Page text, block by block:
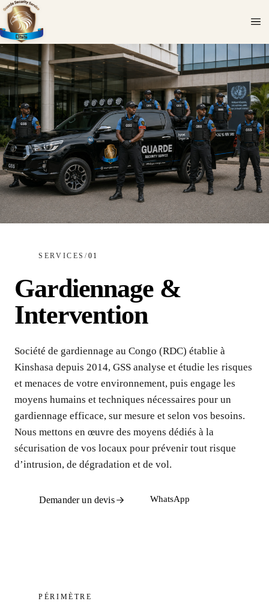
SERVICES/01
Gardiennage &
Intervention
Société de gardiennage au Congo (RDC) établie à
Kinshasa depuis 2014, GSS analyse et étudie les risques
et menaces de votre environnement, puis engage les
moyens humains et techniques nécessaires pour un
gardiennage efficace, sur mesure et selon vos besoins.
Nous mettons en œuvre des moyens dédiés à la
sécurisation de vos locaux pour prévenir tout risque
d’intrusion, de dégradation et de vol.
Demander un devis WhatsApp
PÉRIMÈTRE